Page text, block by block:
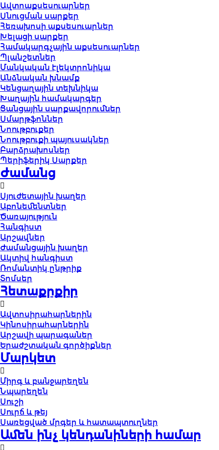
Ավտոաքսեսուարներ
Սնուցման սարքեր
Հեռախոսի աքսեսուարներ
Խելացի սարքեր
Համակարգչային աքսեսուարներ
Պլանշետներ
Մանկական էլեկտրոնիկա
Անձնական խնամք
Կենցաղային տեխնիկա
Խաղային համակարգեր
Ցանցային սարքավորումներ
Սմարթֆոններ
Նոութբուքեր
Նոութբուքի պայուսակներ
Բարձրախոսներ
Պերիֆերիկ Սարքեր
Ժամանց
Սյուժետային խաղեր
Աբոնեմենտներ
Ծառայություն
Հանգիստ
Արշավներ
Ժամանցային խաղեր
Ակտիվ հանգիստ
Ռոմանտիկ ընթրիք
Տոմսեր
Հետաքրքիր
Ավտոսիրահարներին
Կինոսիրահարներին
Արշավի պարագաներ
Երաժշտական գործիքներ
Մարկետ
Միրգ և բանջարեղեն
Նպարեղեն
Սուշի
Սուրճ և թեյ
Սառեցված մրգեր և հատապտուղներ
Ամեն ինչ կենդանիների համար